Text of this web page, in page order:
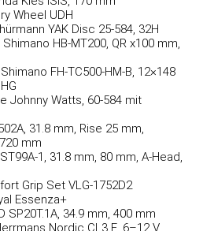
Wheel UDH
YAK Disc 25-584, 32H
Shimano HB-MT200, QR x100 mm,
Shimano FH-TC500-HM-B, 12×148
Johnny Watts, 60-584 mit
31.8 mm, Rise 25 mm,
mm
1, 31.8 mm, 80 mm, A-Head,
Grip Set VLG-1752D2
Essenza+
SP20T.1A, 34.9 mm, 400 mm
Nordic CL3 E, 6–12 V